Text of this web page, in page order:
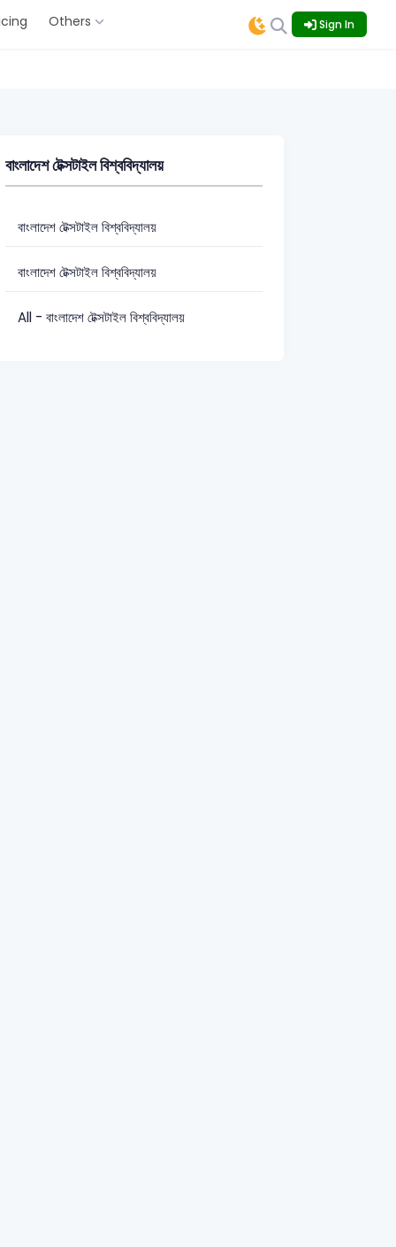
Others Sign In
বাংলাদেশ টেক্সটাইল বিশ্ববিদ্যালয়
বাংলাদেশ টেক্সটাইল বিশ্ববিদ্যালয়
বাংলাদেশ টেক্সটাইল বিশ্ববিদ্যালয়
All - বাংলাদেশ টেক্সটাইল বিশ্ববিদ্যালয়